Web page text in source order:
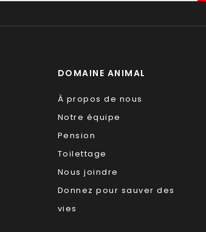
DOMAINE ANIMAL
À propos de nous
Notre équipe
Pension
Toilettage
Nous joindre
Donnez pour sauver des
vies